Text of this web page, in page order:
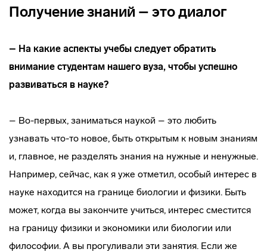
Получение знаний – это диалог
– На какие аспекты учебы следует обратить
внимание студентам нашего вуза, чтобы успешно
развиваться в науке?
– Во-первых, заниматься наукой – это любить
узнавать что-то новое, быть открытым к новым знаниям
и, главное, не разделять знания на нужные и ненужные.
Например, сейчас, как я уже отметил, особый интерес в
науке находится на границе биологии и физики. Быть
может, когда вы закончите учиться, интерес сместится
на границу физики и экономики или биологии или
философии. А вы прогуливали эти занятия. Если же